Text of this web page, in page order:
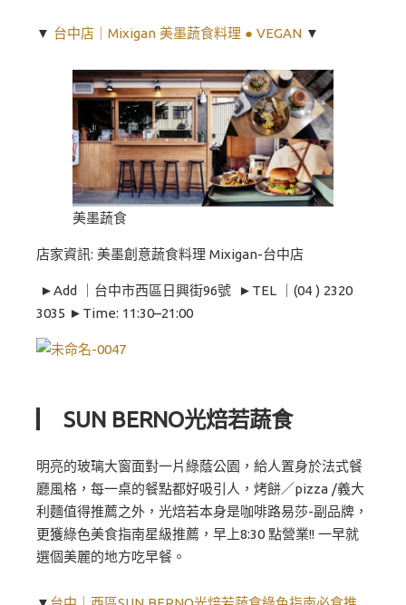
▼ 台中店｜Mixigan 美墨蔬食料理 ● VEGAN ▼
美墨蔬食
店家資訊: 美墨創意蔬食料理 Mixigan-台中店
►Add ｜台中市西區日興街96號 ►TEL ｜(04 ) 2320
3035 ►Time: 11:30–21:00
▏ SUN BERNO光焙若蔬食
明亮的玻璃大窗面對一片綠蔭公園，給人置身於法式餐
廳風格，每一桌的餐點都好吸引人，烤餅／pizza /義大
利麵值得推薦之外，光焙若本身是咖啡路易莎-副品牌，
更獲綠色美食指南星級推薦，早上8:30 點營業!! 一早就
選個美麗的地方吃早餐。